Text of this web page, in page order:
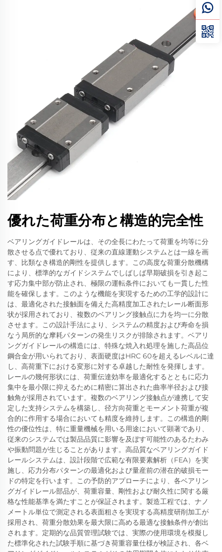
優れた荷重分布と構造的完全性
ベアリングガイドレールは、その全長にわたって荷重を均等に分
散させる点で優れており、従来の直線運動システムとは一線を画
す、比類なき構造的剛性を提供します。この高度な荷重分散機構
により、標準的なガイドシステムでしばしば早期破損を引き起こ
す応力集中部が防止され、極限の運転条件においても一貫した性
能を確保します。このような機能を実現するための工学的設計に
は、最適化された接触面を備えた高精度加工されたレール断面形
状が採用されており、複数のベアリング接触点に力を均一に分散
させます。この設計手法により、システムの精度および寿命を損
なう局所的な摩耗パターンの発生リスクが排除されます。ベアリ
ングガイドレールの構造には、特殊な焼入れ処理を施した高品位
鋼合金が用いられており、表面硬度はHRC 60を超えるレベルに達
し、高荷重下における変形に対する卓越した耐性を発揮します。
レールの幾何形状には、荷重伝達効率を最適化するとともに応力
集中を最小限に抑えるために精密に算出された曲率半径および接
触角が採用されています。複数のベアリング接触点が連携して安
定した支持システムを構築し、径方向荷重とモーメント荷重が複
合的に作用する場合においても精度を維持します。この構造的剛
性の優位性は、特に重量機械を用いる用途において顕著であり、
従来のシステムでは製品品質に影響を及ぼす可能性のあるたわみ
や振動問題が生じることがあります。高品質なベアリングガイド
レールシステムは、設計段階で広範な有限要素解析（FEA）を実
施し、応力分布パターンの最適化および量産前の潜在的破損モー
ドの特定を行います。この予防的アプローチにより、各ベアリン
グガイドレール部品が、荷重容量、剛性および耐久性に関する厳
格な性能基準を満たすことが保証されます。製造工程では、ナノ
メートル単位で測定される表面粗さを実現する高精度研削加工が
採用され、荷重分散効果を最大限に高める最適な接触条件が創出
されます。定期的な品質管理試験では、実際の使用環境を模擬し
た標準化された試験手順に基づき荷重容量仕様が検証され、各ベ